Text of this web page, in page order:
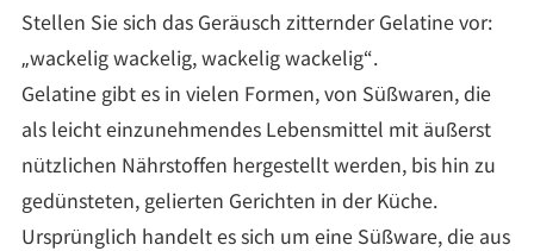
Stellen Sie sich das Geräusch zitternder Gelatine vor:
„wackelig wackelig, wackelig wackelig“.
Gelatine gibt es in vielen Formen, von Süßwaren, die
als leicht einzunehmendes Lebensmittel mit äußerst
nützlichen Nährstoffen hergestellt werden, bis hin zu
gedünsteten, gelierten Gerichten in der Küche.
Ursprünglich handelt es sich um eine Süßware, die aus